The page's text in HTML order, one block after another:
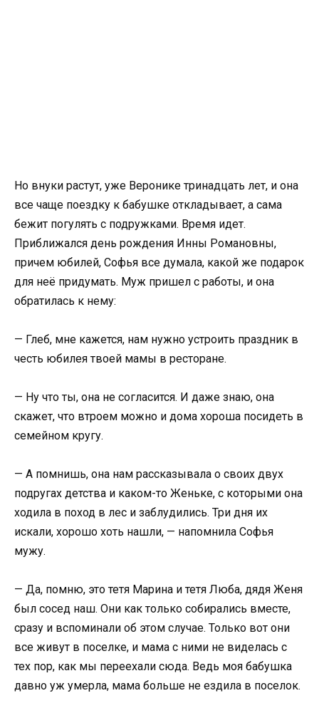
Но внуки растут, уже Веронике тринадцать лет, и она
все чаще поездку к бабушке откладывает, а сама
бежит погулять с подружками. Время идет.
Приближался день рождения Инны Романовны,
причем юбилей, Софья все думала, какой же подарок
для неё придумать. Муж пришел с работы, и она
обратилась к нему:
— Глеб, мне кажется, нам нужно устроить праздник в
честь юбилея твоей мамы в ресторане.
— Ну что ты, она не согласится. И даже знаю, она
скажет, что втроем можно и дома хороша посидеть в
семейном кругу.
— А помнишь, она нам рассказывала о своих двух
подругах детства и каком-то Женьке, с которыми она
ходила в поход в лес и заблудились. Три дня их
искали, хорошо хоть нашли, — напомнила Софья
мужу.
— Да, помню, это тетя Марина и тетя Люба, дядя Женя
был сосед наш. Они как только собирались вместе,
сразу и вспоминали об этом случае. Только вот они
все живут в поселке, и мама с ними не виделась с
тех пор, как мы переехали сюда. Ведь моя бабушка
давно уж умерла, мама больше не ездила в поселок.